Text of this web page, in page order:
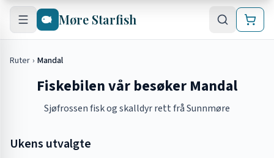
Hopp til hovedinnhold
Møre Starfish
Ruter › Mandal
Fiskebilen vår besøker Mandal
Sjøfrossen fisk og skalldyr rett frå Sunnmøre
Ukens utvalgte